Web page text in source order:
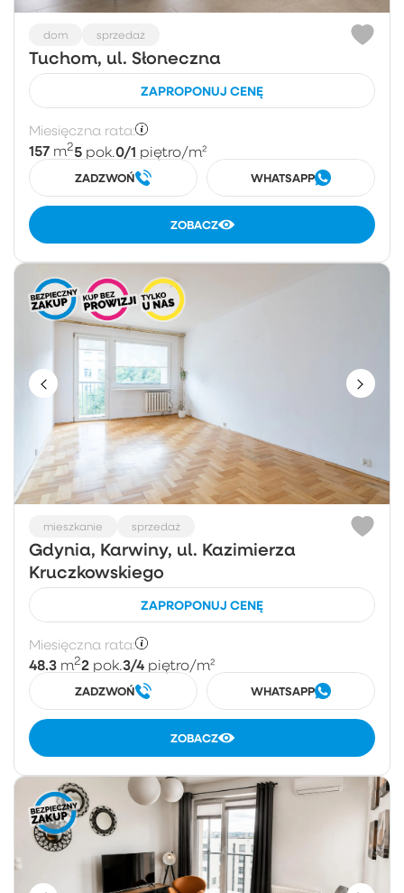
dom sprzedaż
Tuchom, ul. Słoneczna
ZAPROPONUJ CENĘ
Miesięczna rata:
157 m25 pok.0/1 piętro/m²
ZADZWOŃ WHATSAPP
ZOBACZ
mieszkanie sprzedaż
Gdynia, Karwiny, ul. Kazimierza
Kruczkowskiego
ZAPROPONUJ CENĘ
Miesięczna rata:
48.3 m22 pok.3/4 piętro/m²
ZADZWOŃ WHATSAPP
ZOBACZ